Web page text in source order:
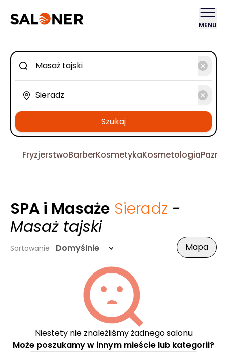
MENU
Szukaj
FryzjerstwoBarberKosmetykaKosmetologia
SPA i Masaże Sieradz -
Masaż tajski
Sortowanie Domyślnie Mapa
Niestety nie znaleźliśmy żadnego salonu
Może poszukamy w innym mieście lub kategorii?